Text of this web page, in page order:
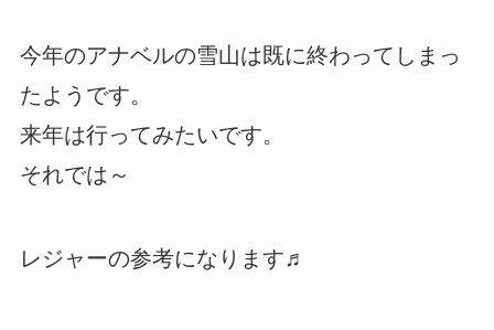
今年のアナベルの雪山は既に終わってしまっ
たようです。
来年は行ってみたいです。
それでは～
レジャーの参考になります♬